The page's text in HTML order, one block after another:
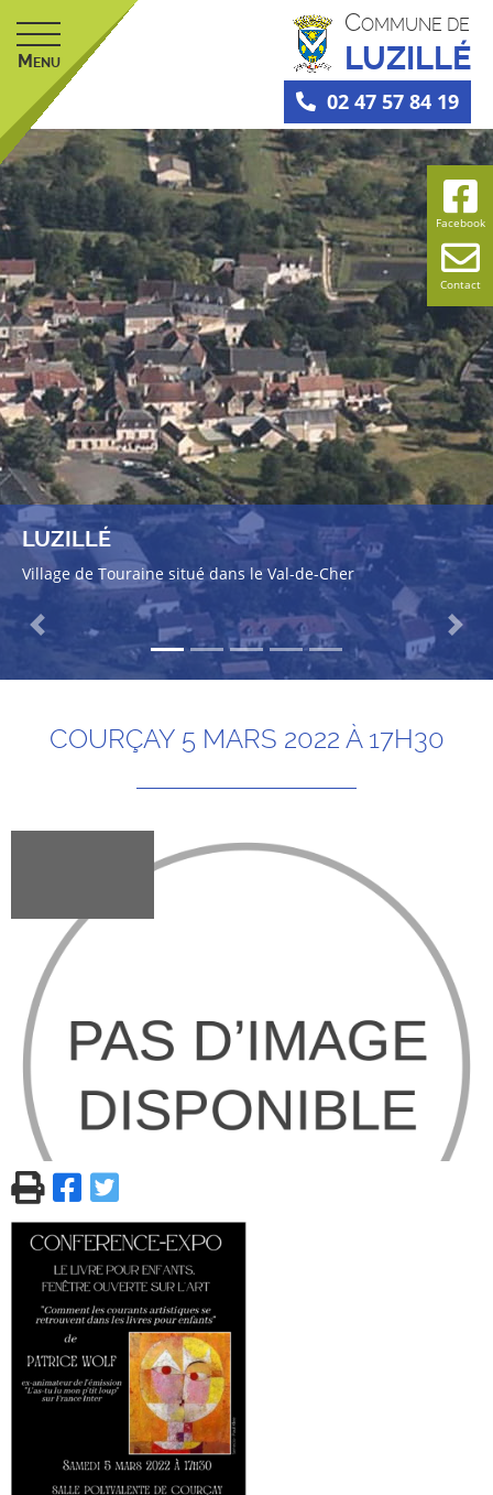
Facebook
Contact
M ENU
COMMUNE DE
LUZILLÉ
02 47 57 84 19
LUZILLÉ
Village de Touraine situé dans le Val-de-Cher
Previous Next
COURÇAY 5 MARS 2022 À 17H30